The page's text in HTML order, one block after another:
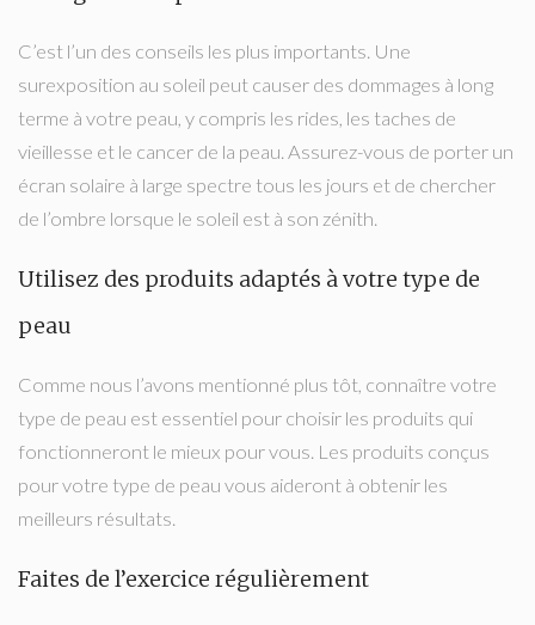
C’est l’un des conseils les plus importants. Une
surexposition au soleil peut causer des dommages à long
terme à votre peau, y compris les rides, les taches de
vieillesse et le cancer de la peau. Assurez-vous de porter un
écran solaire à large spectre tous les jours et de chercher
de l’ombre lorsque le soleil est à son zénith.
Utilisez des produits adaptés à votre type de
peau
Comme nous l’avons mentionné plus tôt, connaître votre
type de peau est essentiel pour choisir les produits qui
fonctionneront le mieux pour vous. Les produits conçus
pour votre type de peau vous aideront à obtenir les
meilleurs résultats.
Faites de l’exercice régulièrement